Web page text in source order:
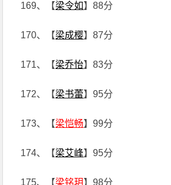
169、【梁令如】88分
170、【梁成樱】87分
171、【梁乔怡】83分
172、【梁书蕾】95分
173、【梁恺畅】99分
174、【梁艾峰】95分
175、【梁铭玥】98分